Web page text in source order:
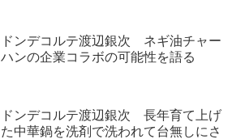
ドンデコルテ渡辺銀次 ネギ油チャー
ハンの企業コラボの可能性を語る
ドンデコルテ渡辺銀次 長年育て上げ
た中華鍋を洗剤で洗われて台無しにさ